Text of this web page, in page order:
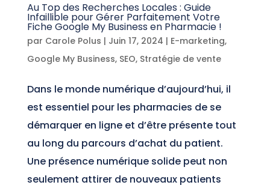
Au Top des Recherches Locales : Guide
Infaillible pour Gérer Parfaitement Votre
Fiche Google My Business en Pharmacie !
par Carole Polus | Juin 17, 2024 | E-marketing,
Google My Business, SEO, Stratégie de vente
Dans le monde numérique d’aujourd’hui, il
est essentiel pour les pharmacies de se
démarquer en ligne et d’être présente tout
au long du parcours d’achat du patient.
Une présence numérique solide peut non
seulement attirer de nouveaux patients